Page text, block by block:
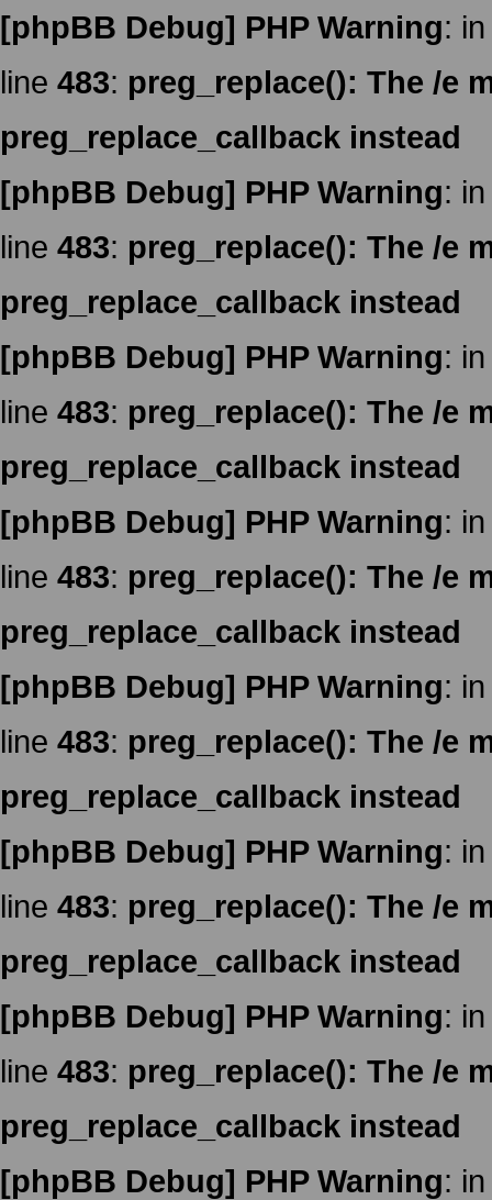
[phpBB Debug] PHP Warning:
line 483: preg_replace(): The /e
preg_replace_callback instead
[phpBB Debug] PHP Warning:
line 483: preg_replace(): The /e
preg_replace_callback instead
[phpBB Debug] PHP Warning:
line 483: preg_replace(): The /e
preg_replace_callback instead
[phpBB Debug] PHP Warning:
line 483: preg_replace(): The /e
preg_replace_callback instead
[phpBB Debug] PHP Warning:
line 483: preg_replace(): The /e
preg_replace_callback instead
[phpBB Debug] PHP Warning:
line 483: preg_replace(): The /e
preg_replace_callback instead
[phpBB Debug] PHP Warning:
line 483: preg_replace(): The /e
preg_replace_callback instead
[phpBB Debug] PHP Warning: